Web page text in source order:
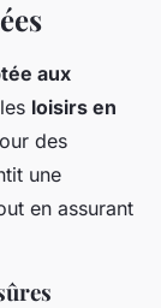
aux
loisirs en
des
une
en assurant